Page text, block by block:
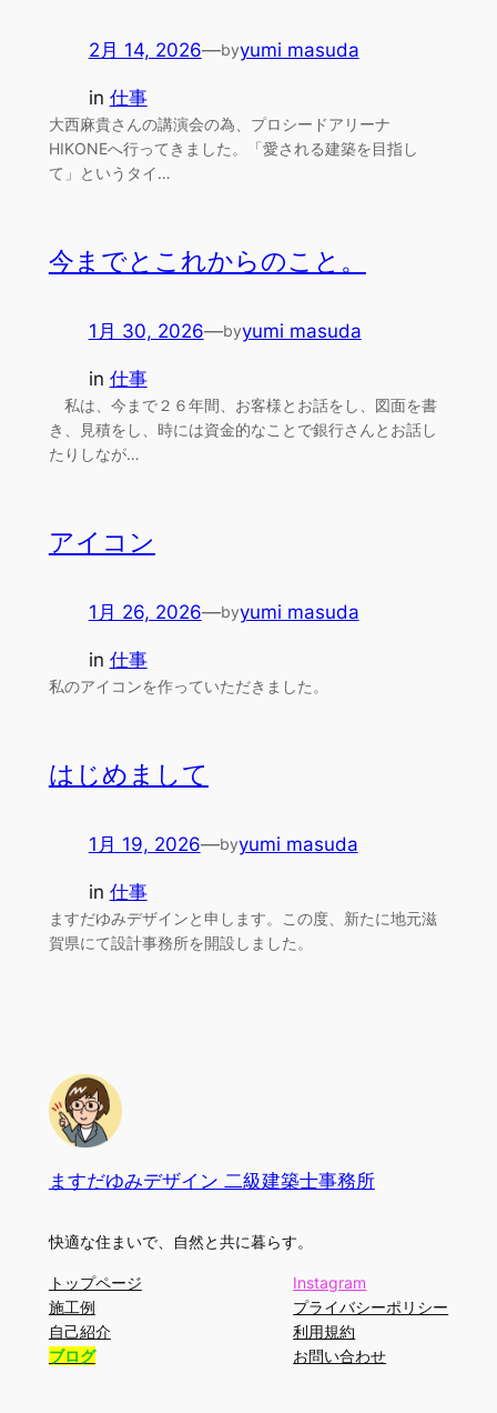
2月 14, 2026—byyumi masuda
in 仕事
大西麻貴さんの講演会の為、プロシードアリーナ
HIKONEへ行ってきました。「愛される建築を目指し
て」というタイ…
今までとこれからのこと。
1月 30, 2026—byyumi masuda
in 仕事
私は、今まで２６年間、お客様とお話をし、図面を書
き、見積をし、時には資金的なことで銀行さんとお話し
たりしなが…
アイコン
1月 26, 2026—byyumi masuda
in 仕事
私のアイコンを作っていただきました。
はじめまして
1月 19, 2026—byyumi masuda
in 仕事
ますだゆみデザインと申します。この度、新たに地元滋
賀県にて設計事務所を開設しました。
ますだゆみデザイン 二級建築士事務所
快適な住まいで、自然と共に暮らす。
トップページ
施工例
自己紹介
ブログ
Instagram
プライバシーポリシー
利用規約
お問い合わせ